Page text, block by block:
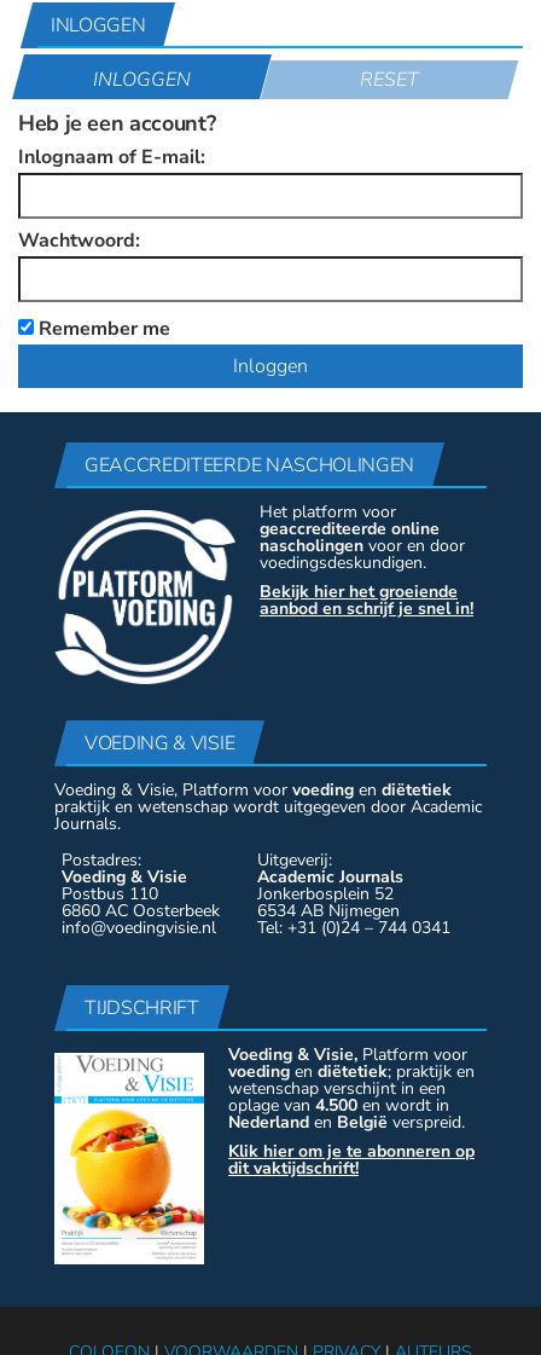
INLOGGEN
INLOGGEN RESET
Heb je een account?
Inlognaam of E-mail:
Wachtwoord:
Remember me
GEACCREDITEERDE NASCHOLINGEN
Het platform voor
geaccrediteerde online
nascholingen voor en door
voedingsdeskundigen.
Bekijk hier het groeiende
aanbod en schrijf je snel in!
VOEDING & VISIE
Voeding & Visie, Platform voor voeding en diëtetiek
praktijk en wetenschap wordt uitgegeven door Academic
Journals.
Postadres:
Voeding & Visie
Postbus 110
6860 AC Oosterbeek
info@voedingvisie.nl
Uitgeverij:
Academic Journals
Jonkerbosplein 52
6534 AB Nijmegen
Tel: +31 (0)24 – 744 0341
TIJDSCHRIFT
Voeding & Visie, Platform voor
voeding en diëtetiek; praktijk en
wetenschap verschijnt in een
oplage van4.500 en wordt in
Nederland en België verspreid.
Klik hier om je te abonneren op
dit vaktijdschrift!